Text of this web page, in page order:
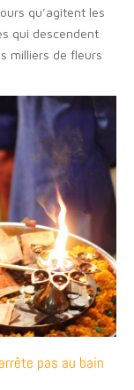
qu’agitent les
qui descendent
milliers de fleurs
pas au bain